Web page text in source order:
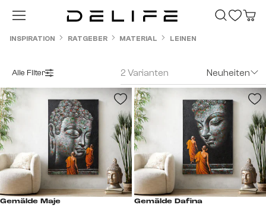
Zum Hauptinhalt springen
INSPIRATION RATGEBER MATERIAL LEINEN
Alle Filter 2 Varianten Neuheiten
Gemälde Maje Gemälde Dafina